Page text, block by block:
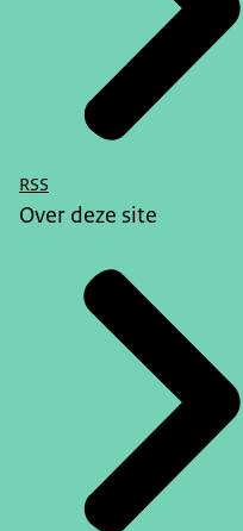
RSS
Over deze site